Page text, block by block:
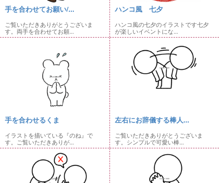
手を合わせてお願い/...
ご覧いただきありがとうございま
す。両手を合わせてお願...
ハンコ風 七夕
ハンコ風の七夕のイラストです七夕
が楽しいイベントにな...
手を合わせるくま
イラストを描いている『のね』で
す。ご覧いただきありが...
左右にお辞儀する棒人...
ご覧いただきありがとうございま
す。シンプルで可愛い棒...